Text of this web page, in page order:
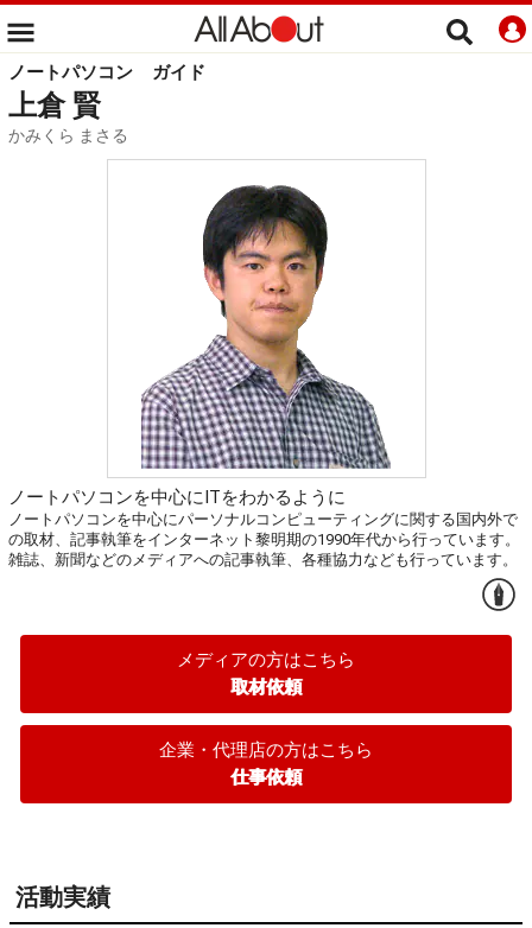
ノートパソコン ガイド
上倉 賢
かみくら まさる
ノートパソコンを中心にITをわかるように
ノートパソコンを中心にパーソナルコンピューティングに関する国内外で
の取材、記事執筆をインターネット黎明期の1990年代から行っています。
雑誌、新聞などのメディアへの記事執筆、各種協力なども行っています。
メディアの方はこちら
取材依頼
企業・代理店の方はこちら
仕事依頼
活動実績